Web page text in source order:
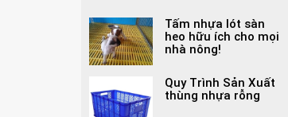
Tấm nhựa lót sàn
heo hữu ích cho mọi
nhà nông!
Quy Trình Sản Xuất
thùng nhựa rỗng